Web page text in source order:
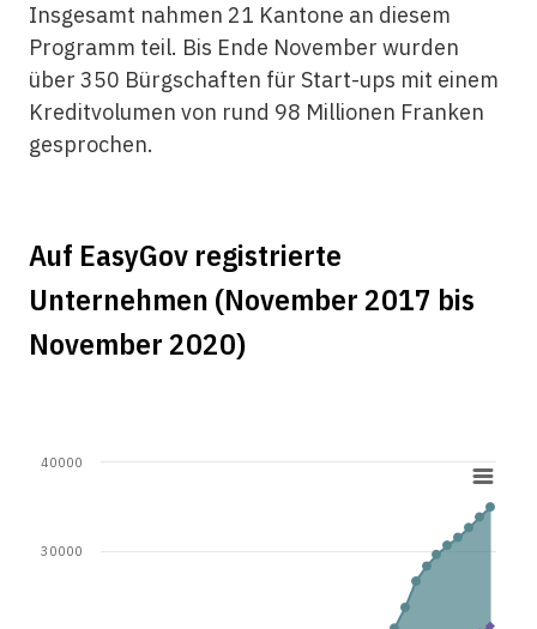
Insgesamt nahmen 21 Kantone an diesem
Programm teil. Bis Ende November wurden
über 350 Bürgschaften für Start-ups mit einem
Kreditvolumen von rund 98 Millionen Franken
gesprochen.
Auf EasyGov registrierte
Unternehmen (November 2017 bis
November 2020)
30000
40000